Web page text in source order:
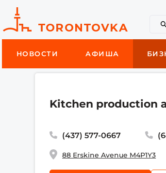
НОВОСТИ АФИША
Kitchen production
(437) 577-0667
88 Erskine Avenue M4P1Y3